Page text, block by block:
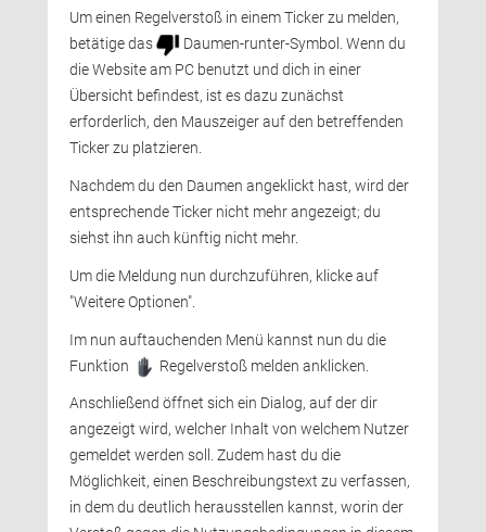
Um einen Regelverstoß in einem Ticker zu melden,
betätige das
Daumen-runter-Symbol. Wenn du
die Website am PC benutzt und dich in einer
Übersicht befindest, ist es dazu zunächst
erforderlich, den Mauszeiger auf den betreffenden
Ticker zu platzieren.
Nachdem du den Daumen angeklickt hast, wird der
entsprechende Ticker nicht mehr angezeigt; du
siehst ihn auch künftig nicht mehr.
Um die Meldung nun durchzuführen, klicke auf
"Weitere Optionen".
Im nun auftauchenden Menü kannst nun du die
Funktion
Regelverstoß melden anklicken.
Anschließend öffnet sich ein Dialog, auf der dir
angezeigt wird, welcher Inhalt von welchem Nutzer
gemeldet werden soll. Zudem hast du die
Möglichkeit, einen Beschreibungstext zu verfassen,
in dem du deutlich herausstellen kannst, worin der